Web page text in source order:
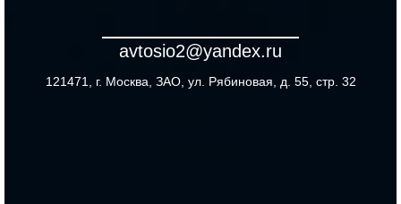
avtosio2@yandex.ru
121471, г. Москва, ЗАО, ул. Рябиновая, д. 55, стр. 32